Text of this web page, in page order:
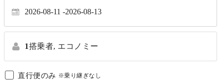
2026-08-11 2026-08-13
1搭乗者, エコノミー
直行便のみ ※乗り継ぎなし